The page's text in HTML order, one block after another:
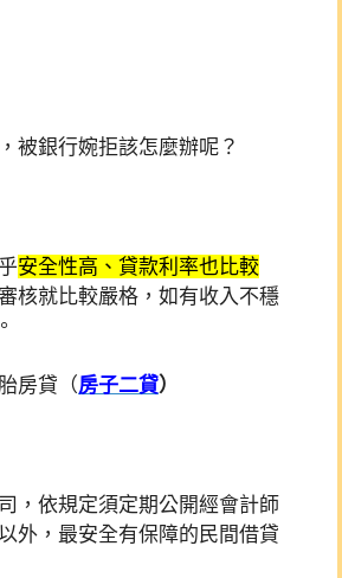
被銀行婉拒該怎麼辦呢？
安全性高、貸款利率也比較
核就比較嚴格，如有收入不穩
房貸（房子二貸）
，依規定須定期公開經會計師
外，最安全有保障的民間借貸